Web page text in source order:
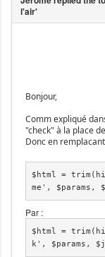
Bonjour,
Comm expliqué
"check" à la place
Donc en
$html =
me', $params,
Par :
$html =
k', $params,